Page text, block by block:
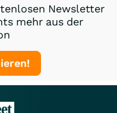
Newsletter
mehr aus der